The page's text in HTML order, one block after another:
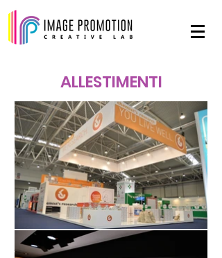
ALLESTIMENTI